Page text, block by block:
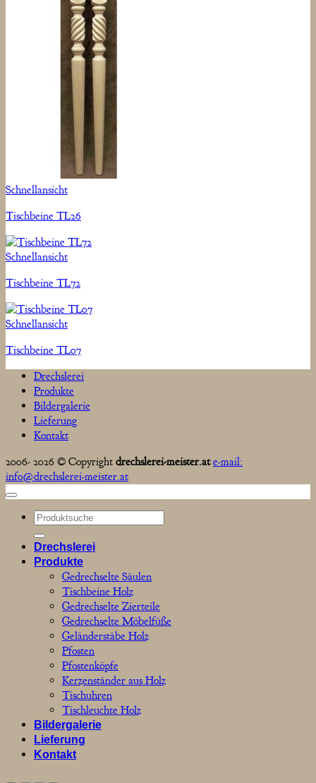
Schnellansicht
Tischbeine TL26
Schnellansicht
Tischbeine TL72
Schnellansicht
Tischbeine TL07
Drechslerei
Produkte
Bildergalerie
Lieferung
Kontakt
2006- 2026 © Copyright drechslerei-meister.at e-mail:
info@drechslerei-meister.at
Suchen
nach:
Drechslerei
Produkte
Gedrechselte Säulen
Tischbeine Holz
Gedrechselte Zierteile
Gedrechselte Möbelfüße
Geländerstäbe Holz
Pfosten
Pfostenköpfe
Kerzenständer aus Holz
Tischuhren
Tischleuchte Holz
Bildergalerie
Lieferung
Kontakt